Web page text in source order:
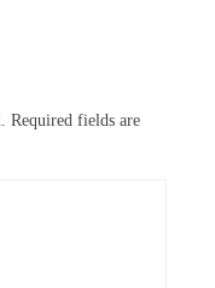
Required fields are